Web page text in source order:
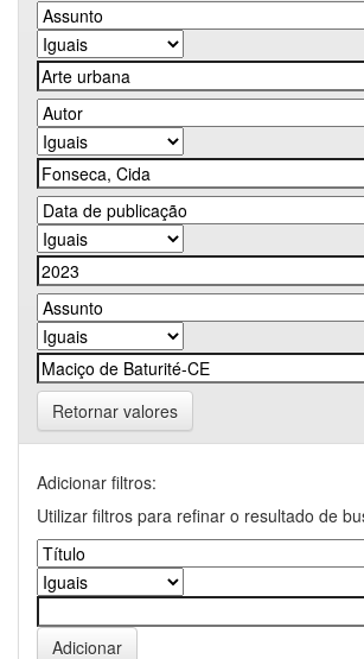
Retornar valores
Adicionar filtros:
Utilizar filtros para refinar o resultado de